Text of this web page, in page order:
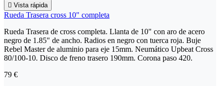
 Vista rápida
Rueda Trasera cross 10" completa
Rueda Trasera de cross completa. Llanta de 10" con aro de acero
negro de 1.85" de ancho. Radios en negro con tuerca roja. Buje
Rebel Master de aluminio para eje 15mm. Neumático Upbeat Cross
80/100-10. Disco de freno trasero 190mm. Corona paso 420.
79 €